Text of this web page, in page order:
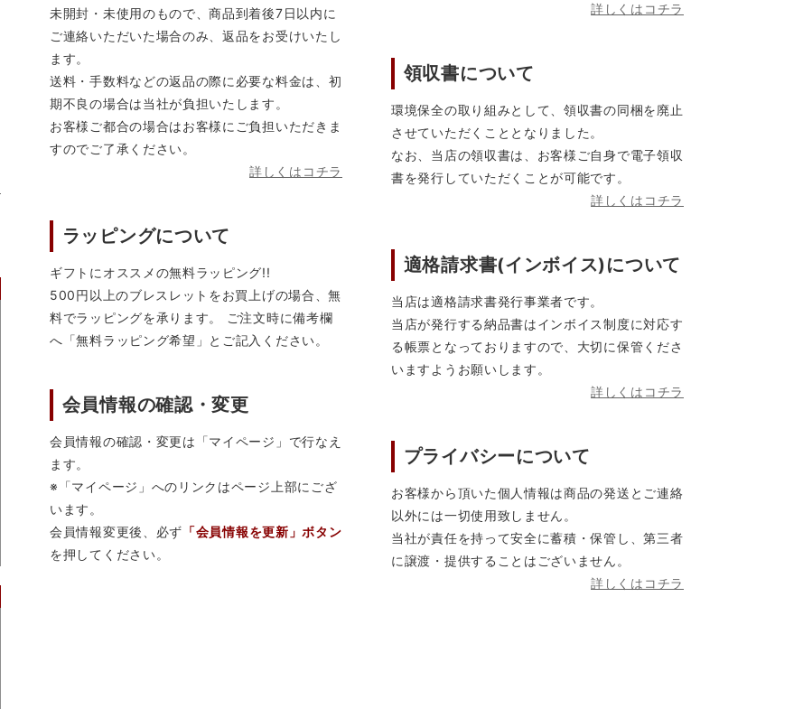
未開封・未使用のもので、商品到着後7日以内に
ご連絡いただいた場合のみ、返品をお受けいたし
ます。
送料・手数料などの返品の際に必要な料金は、初
期不良の場合は当社が負担いたします。
お客様ご都合の場合はお客様にご負担いただきま
すのでご了承ください。
詳しくはコチラ
ラッピングについて
ギフトにオススメの無料ラッピング!!
500円以上のブレスレットをお買上げの場合、無
料でラッピングを承ります。 ご注文時に備考欄
へ「無料ラッピング希望」とご記入ください。
会員情報の確認・変更
会員情報の確認・変更は「マイページ」で行なえ
ます。
※「マイページ」へのリンクはページ上部にござ
います。
会員情報変更後、必ず 「会員情報を更新」ボタン
を押してください。
詳しくはコチラ
領収書について
環境保全の取り組みとして、領収書の同梱を廃止
させていただくこととなりました。
なお、当店の領収書は、お客様ご自身で電子領収
書を発行していただくことが可能です。
詳しくはコチラ
適格請求書(インボイス)について
当店は適格請求書発行事業者です。
当店が発行する納品書はインボイス制度に対応す
る帳票となっておりますので、大切に保管くださ
いますようお願いします。
詳しくはコチラ
プライバシーについて
お客様から頂いた個人情報は商品の発送とご連絡
以外には一切使用致しません。
当社が責任を持って安全に蓄積・保管し、第三者
に譲渡・提供することはございません。
詳しくはコチラ